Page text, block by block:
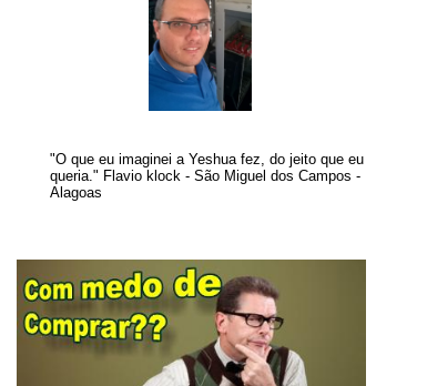
"O que eu imaginei a Yeshua fez, do jeito que eu
queria." Flavio klock - São Miguel dos Campos -
Alagoas